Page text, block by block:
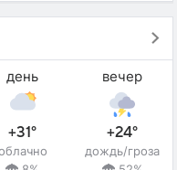
день
+31°
вечер
+24°
дождь/гроза